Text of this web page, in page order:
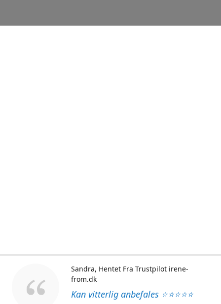
Kan vitterlig anbefales ⭐⭐⭐⭐⭐
Sandra Hentet Fra Trustpilot irene-
from.dk